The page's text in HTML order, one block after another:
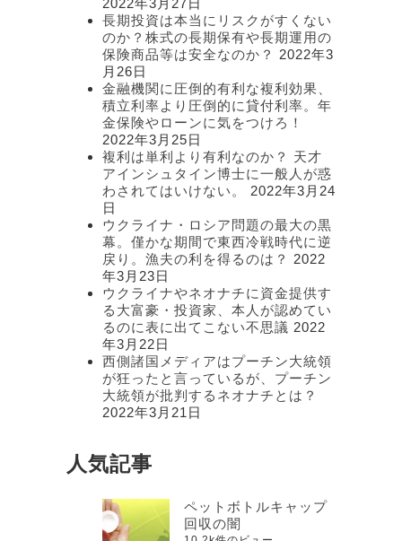
長期投資は本当にリスクがすくない
のか？株式の長期保有や長期運用の
保険商品等は安全なのか？
2022年3
月26日
金融機関に圧倒的有利な複利効果、
積立利率より圧倒的に貸付利率。年
金保険やローンに気をつけろ！
2022年3月25日
複利は単利より有利なのか？ 天才
アインシュタイン博士に一般人が惑
わされてはいけない。
2022年3月24
日
ウクライナ・ロシア問題の最大の黒
幕。僅かな期間で東西冷戦時代に逆
戻り。漁夫の利を得るのは？
2022
年3月23日
ウクライナやネオナチに資金提供す
る大富豪・投資家、本人が認めてい
るのに表に出てこない不思議 2022
年3月22日
西側諸国メディアはプーチン大統領
が狂ったと言っているが、プーチン
大統領が批判するネオナチとは？
2022年3月21日
人気記事
ペットボトルキャップ
回収の闇